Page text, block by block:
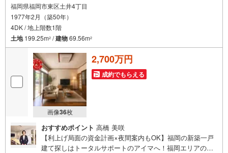
福岡県福岡市東区土井4丁目
1977年2月（築50年）
4DK / 地上階数1階
土地199.25m2 /建物69.56m2
画像36枚
2,700万円
成約でもらえる
おすすめポイント 高橋 美咲
【利上げ局面の資金計画×夜間案内もOK】福岡の新築一戸
建て探しはトータルサポートのアイマへ！福岡エリアの最